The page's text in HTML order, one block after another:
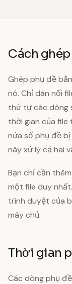
Cách
Ghép phụ đề
nó. Chỉ dán nối
thứ tự các dòng
thời gian của file
nửa số phụ đề
này xử lý cả hai
Bạn chỉ cần
một file duy
trình duyệt của
máy chủ.
Thời gian
Các dòng phụ